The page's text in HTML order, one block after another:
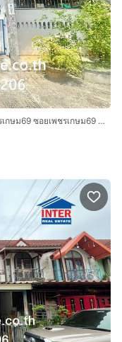
ทาวน์เฮ้าส์ 2 ชั้น 16 ตร.ว. หมู่บ้านอรุณทอง3 เพชรเกษม69 ซอยเพชรเกษม69 ถนนเพชรเกษม69 ถนนเลียบคลองภาษีเจริญฝั่งเหนือ เขตหนองแขม กรุงเทพมหานคร